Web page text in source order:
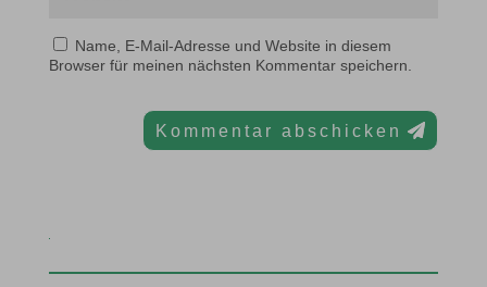
Name, E-Mail-Adresse und Website in diesem
Browser für meinen nächsten Kommentar speichern.
Kommentar abschicken